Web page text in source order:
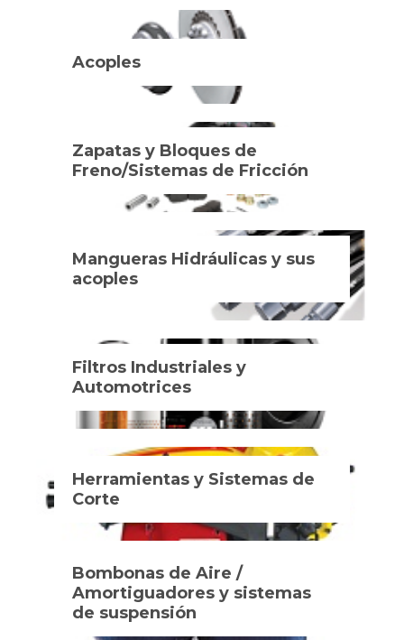
Acoples
Zapatas y Bloques de
Freno/Sistemas de Fricción
Mangueras Hidráulicas y sus
acoples
Filtros Industriales y
Automotrices
Herramientas y Sistemas de
Corte
Bombonas de Aire /
Amortiguadores y sistemas
de suspensión